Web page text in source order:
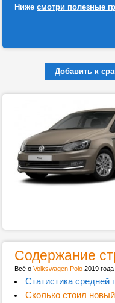
Ниже смотри полезные
Добавить к
Содержание
Всё о Volkswagen Polo 2019
Статистика средней
Сколько стоил